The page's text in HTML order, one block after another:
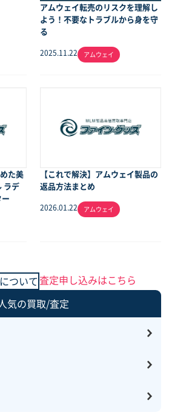
アムウェイ転売のリスクを理解し
よう！不要なトラブルから身を守
る
2025.11.22 アムウェイ
た美
ラデ
【これで解決】アムウェイ製品の
返品方法まとめ
2026.01.22 アムウェイ
ついて査定申し込みはこちら
気の買取/査定